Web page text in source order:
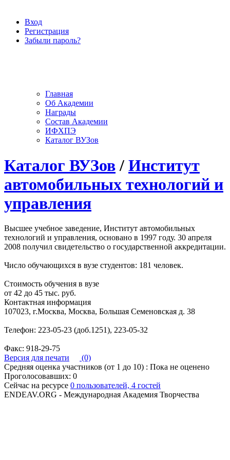
Вход
Регистрация
Забыли пароль?
Главная
Об Академии
Награды
Состав Академии
ИФХПЭ
Каталог ВУЗов
Каталог ВУЗов / Институт
автомобильных технологий и
управления
Высшее учебное заведение, Институт автомобильных
технологий и управления, основано в 1997 году. 30 апреля
2008 получил свидетельство о государственной аккредитации.
Число обучающихся в вузе студентов: 181 человек.
Стоимость обучения в вузе
от 42 до 45 тыс. руб.
Контактная информация
107023, г.Москва, Москва, Большая Семеновская д. 38
Телефон: 223-05-23 (доб.1251), 223-05-32
Факс: 918-29-75
Версия для печати
(0)
Средняя оценка участников (от 1 до 10) : Пока не оценено
Проголосовавших: 0
Сейчас на ресурсе 0 пользователей, 4 гостей
ENDEAV.ORG - Международная Академия Творчества